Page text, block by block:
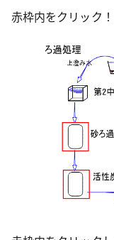
赤枠内をクリック！
砂ろ
過タ
ンク
活性
炭吸